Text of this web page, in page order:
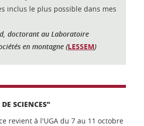
inclus le plus possible dans mes
doctorant au Laboratoire
en montagne (LESSEM)
SCIENCES"
revient à l'UGA du 7 au 11 octobre